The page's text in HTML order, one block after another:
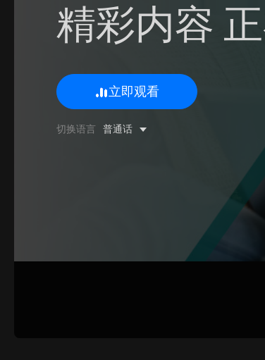
精彩内容
立即观看
切换语言 普通话
0/500 字
提交反馈